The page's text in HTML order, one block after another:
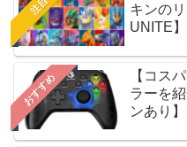
注目
キンの
UNITE】
おすすめ
【コス
ラーを
ンあり